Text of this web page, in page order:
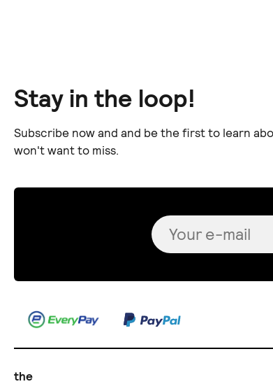
Stay in the loop!
Subscribe now and and be the first to learn
won't want to miss.
the